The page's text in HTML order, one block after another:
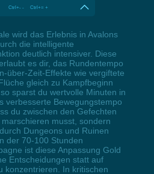
Ctrl+- - Ctrl+= +
wird das Erlebnis in Avalons
die intelligente
deutlich intensiver. Diese
es dir, das Rundentempo
über-Zeit-Effekte wie vergiftete
gleich zu Kampfbeginn
sparst du wertvolle Minuten in
verbesserte Bewegungstempo
du zwischen den Gefechten
musst, sondern
Dungeons und Ruinen
der 70-100 Stunden
ist diese Anpassung Gold
Entscheidungen statt auf
konzentrieren. In kritischen